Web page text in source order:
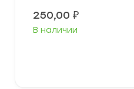
250,00 ₽
В наличии